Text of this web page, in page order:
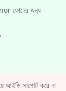
ফোনের জন্য
আইডি সাপোর্ট করে না